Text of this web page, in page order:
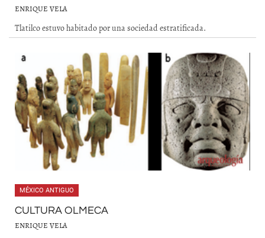
ENRIQUE VELA
Tlatilco estuvo habitado por una sociedad estratificada.
MÉXICO ANTIGUO
CULTURA OLMECA
ENRIQUE VELA